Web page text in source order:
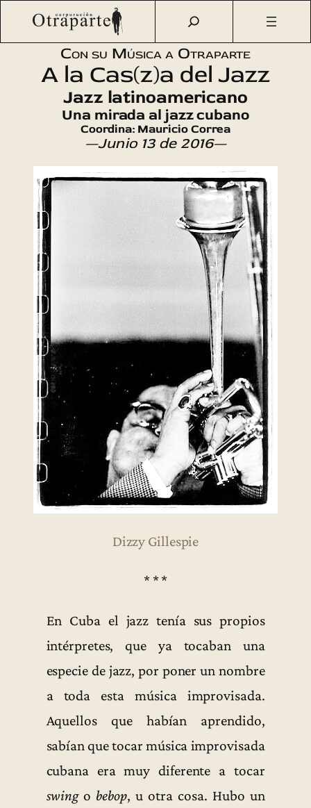
Saltar
Otraparte.org/ Agenda Cultural Música
A la Cas(z)a del
Con su Música a Otraparte
A la Cas(z)a del Jazz
Jazz latinoamericano
Una mirada al jazz cubano
Coordina: Mauricio Correa
—Junio 13 de 2016—
Dizzy Gillespie
* * *
En Cuba el jazz tenía sus propios
intérpretes, que ya tocaban una
especie de jazz, por poner un nombre
a toda esta música improvisada.
Aquellos que habían aprendido,
sabían que tocar música improvisada
cubana era muy diferente a tocar
swingo bebop, u otra cosa. Hubo un